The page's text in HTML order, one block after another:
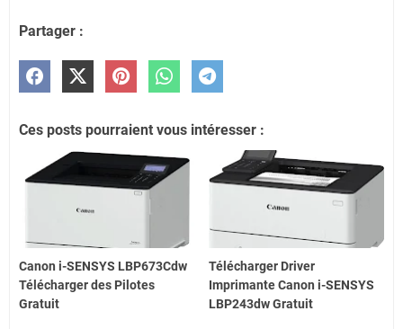
Partager :
Ces posts pourraient vous intéresser :
Canon i-SENSYS LBP673Cdw
Télécharger des Pilotes
Gratuit
Télécharger Driver
Imprimante Canon i-SENSYS
LBP243dw Gratuit